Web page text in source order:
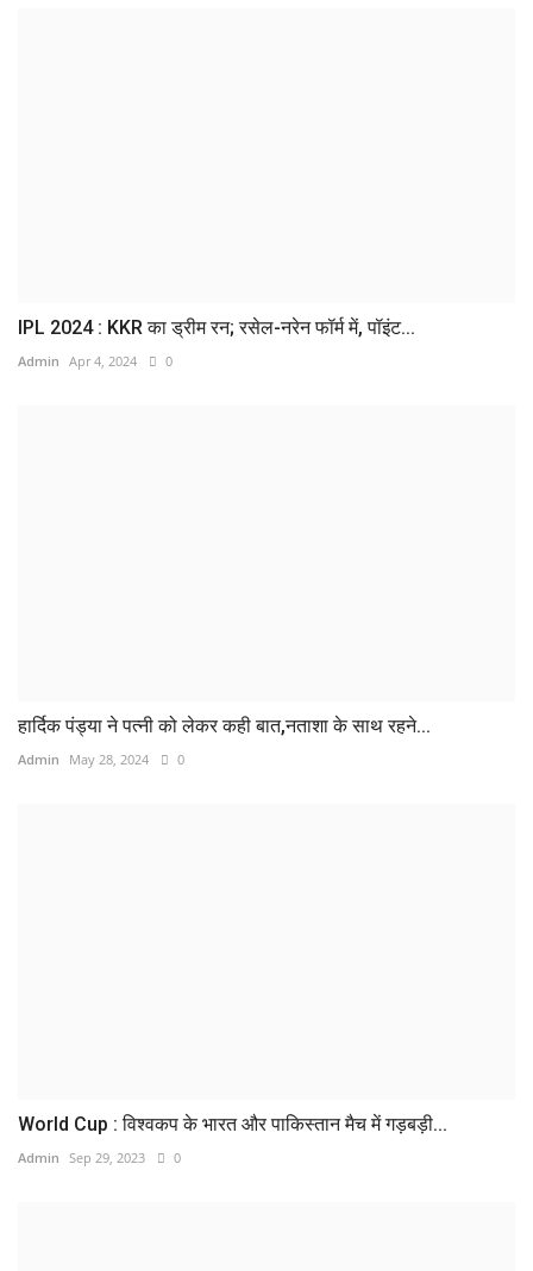
IPL 2024 : KKR का ड्रीम रन; रसेल-नरेन फॉर्म में, पॉइंट...
Admin Apr 4, 2024 0
हार्दिक पंड्या ने पत्नी को लेकर कही बात,नताशा के साथ रहने...
Admin May 28, 2024 0
World Cup : विश्वकप के भारत और पाकिस्तान मैच में गड़बड़ी...
Admin Sep 29, 2023 0